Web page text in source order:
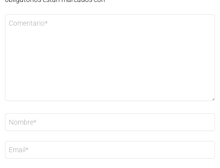
electrónico
*